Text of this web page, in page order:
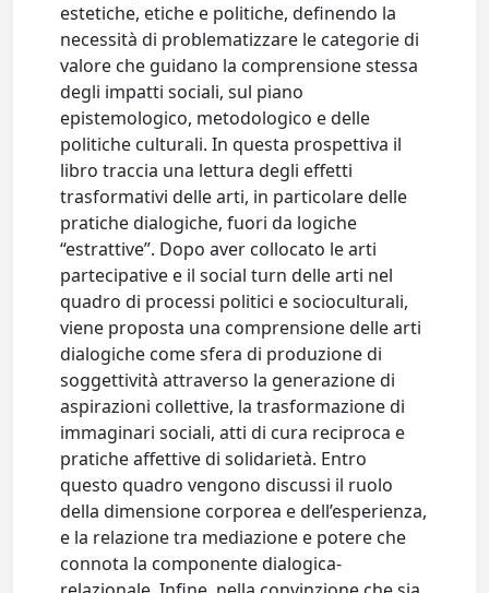
estetiche, etiche e politiche, definendo la
necessità di problematizzare le categorie di
valore che guidano la comprensione stessa
degli impatti sociali, sul piano
epistemologico, metodologico e delle
politiche culturali. In questa prospettiva il
libro traccia una lettura degli effetti
trasformativi delle arti, in particolare delle
pratiche dialogiche, fuori da logiche
“estrattive”. Dopo aver collocato le arti
partecipative e il social turn delle arti nel
quadro di processi politici e socioculturali,
viene proposta una comprensione delle arti
dialogiche come sfera di produzione di
soggettività attraverso la generazione di
aspirazioni collettive, la trasformazione di
immaginari sociali, atti di cura reciproca e
pratiche affettive di solidarietà. Entro
questo quadro vengono discussi il ruolo
della dimensione corporea e dell’esperienza,
e la relazione tra mediazione e potere che
connota la componente dialogica-